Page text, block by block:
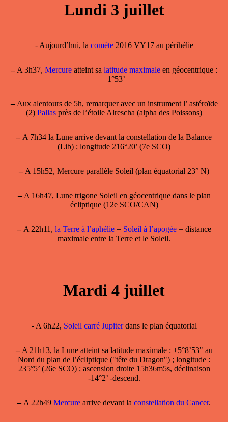
Lundi 3 juillet
- Aujourd’hui, la comète 2016 VY17 au périhélie
–A 3h37, Mercure atteint sa latitude maximale en géocentrique :
+1°53’
–Aux alentours de 5h, remarquer avec un instrument l’ astéroïde
(2) Pallas près de l’étoile Alrescha (alpha des Poissons)
–A 7h34 la Lune arrive devant la constellation de la Balance
(Lib) ; longitude 216°20’ (7e SCO)
–A 15h52, Mercure parallèle Soleil (plan équatorial 23° N)
–A 16h47, Lune trigone Soleil en géocentrique dans le plan
écliptique (12e SCO/CAN)
–A 22h11, la Terre à l’aphélie= Soleil à l’apogée= distance
maximale entre la Terre et le Soleil.
Mardi 4 juillet
- A 6h22, Soleil carré Jupiterdans le plan équatorial
–A 21h13, la Lune atteint sa latitude maximale: +5°8’53" au
Nord du plan de l’écliptique ("tête du Dragon") ; longitude :
235°5’ (26e SCO) ; ascension droite 15h36m5s, déclinaison
-14°2’ -descend.
–A 22h49 Mercure arrive devant la constellation du Cancer.